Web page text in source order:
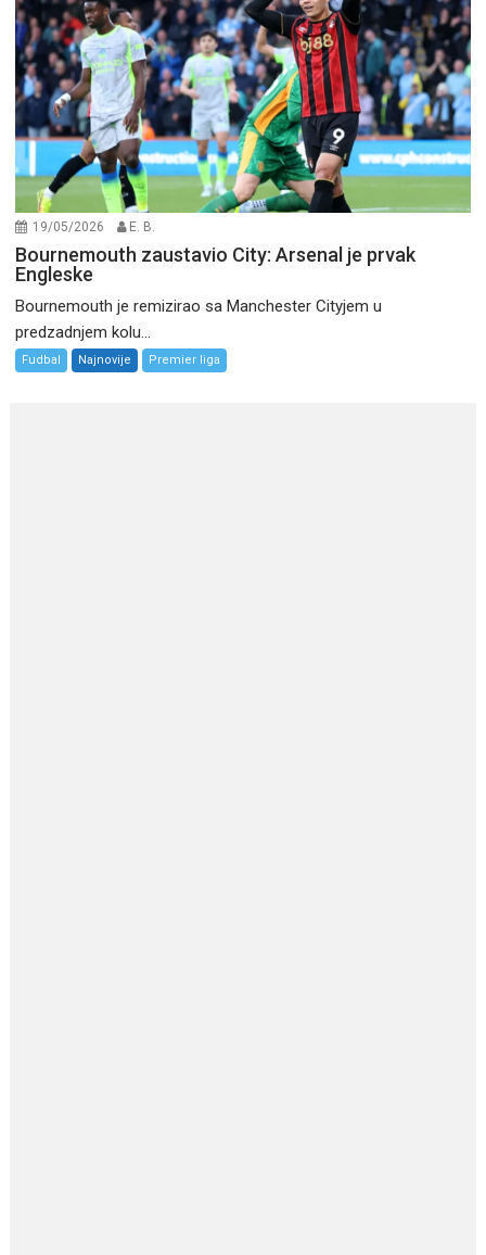
19/05/2026 E. B.
Bournemouth zaustavio City: Arsenal je prvak
Engleske
Bournemouth je remizirao sa Manchester Cityjem u
predzadnjem kolu...
Fudbal Najnovije Premier liga